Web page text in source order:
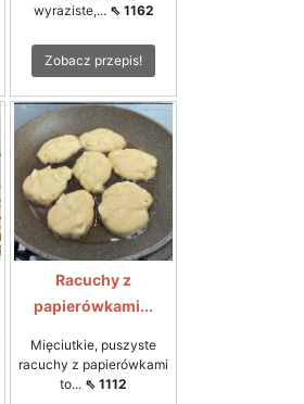
wyraziste,... ⇖ 1162
Zobacz przepis!
Racuchy z
papierówkami...
Mięciutkie, puszyste
racuchy z papierówkami
to... ⇖ 1112